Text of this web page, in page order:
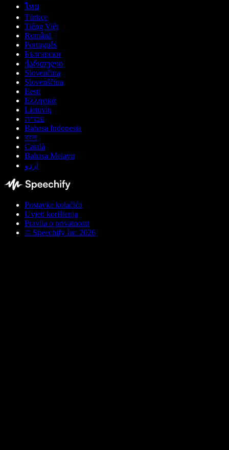
ไทย
Türkçe
Tiếng Việt
Română
Português
Български
ქართული
Slovenčina
Slovenščina
Eesti
Ελληνικά
Lietuvių
עברית
Bahasa Indonesia
বাংলা
Català
Bahasa Melayu
اردو
Postavke kolačića
Uvjeti korištenja
Pravila o privatnosti
© Speechify Inc 2026